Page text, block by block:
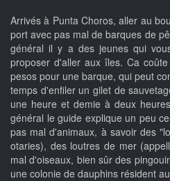
Arrivés à Punta Choros, aller au
port avec pas mal de barques de
général il y a des jeunes qui
proposer d'aller aux îles. Ca
pesos pour une barque, qui peut
temps d'enfiler un gilet de
une heure et demie à deux
général le guide explique un peu
pas mal d'animaux, à savoir des
otaries), des loutres de mer
mal d'oiseaux, bien sûr des
une colonie de dauphins résident